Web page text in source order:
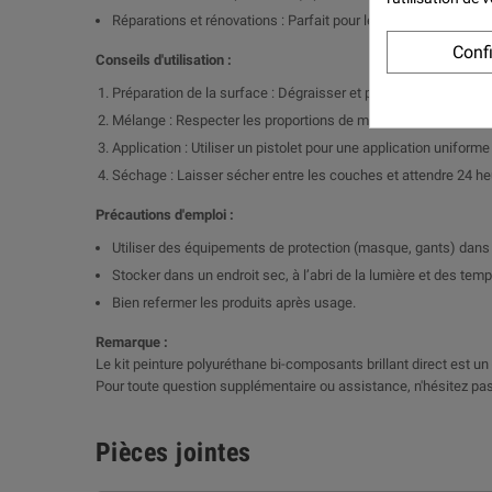
Réparations et rénovations : Parfait pour les retouches et le
Conseils d'utilisation :
Préparation de la surface : Dégraisser et poncer pour garantir
Mélange : Respecter les proportions de mélange entre la
Application : Utiliser un pistolet pour une application
Séchage : Laisser sécher entre les couches et attendre 24
Précautions d'emploi :
Utiliser des équipements de protection (masque, gants) dans
Stocker dans un endroit sec, à l’abri de la lumière et des
Bien refermer les produits après usage.
Remarque :
Le kit peinture polyuréthane bi-composants brillant direct est
Pour toute question supplémentaire ou assistance, n'hésitez
Pièces jointes